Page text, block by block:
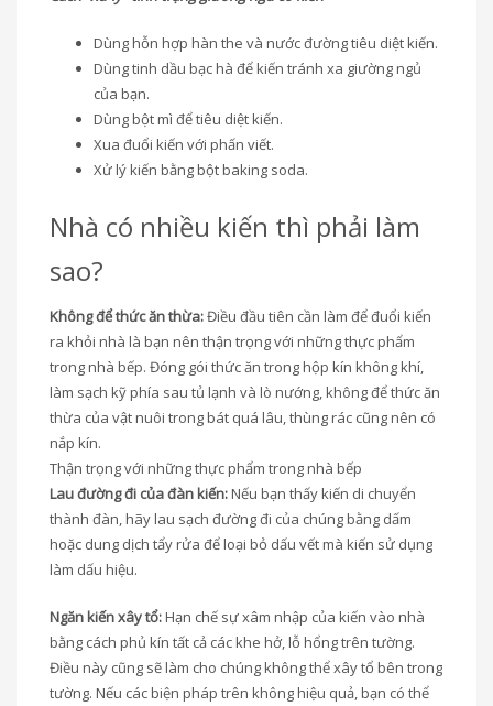
Dùng hỗn hợp hàn the và nước đường tiêu diệt kiến.
Dùng tinh dầu bạc hà để kiến tránh xa giường ngủ
của bạn.
Dùng bột mì để tiêu diệt kiến.
Xua đuổi kiến với phấn viết.
Xử lý kiến bằng bột baking soda.
Nhà có nhiều kiến thì phải làm
sao?
Không để thức ăn thừa:Điều đầu tiên cần làm để đuổi kiến
ra khỏi nhà là bạn nên thận trọng với những thực phẩm
trong nhà bếp. Đóng gói thức ăn trong hộp kín không khí,
làm sạch kỹ phía sau tủ lạnh và lò nướng, không để thức ăn
thừa của vật nuôi trong bát quá lâu, thùng rác cũng nên có
nắp kín.
Thận trọng với những thực phẩm trong nhà bếp
Lau đường đi của đàn kiến:Nếu bạn thấy kiến di chuyển
thành đàn, hãy lau sạch đường đi của chúng bằng dấm
hoặc dung dịch tẩy rửa để loại bỏ dấu vết mà kiến sử dụng
làm dấu hiệu.
Ngăn kiến xây tổ:Hạn chế sự xâm nhập của kiến vào nhà
bằng cách phủ kín tất cả các khe hở, lỗ hổng trên tường.
Điều này cũng sẽ làm cho chúng không thể xây tổ bên trong
tường. Nếu các biện pháp trên không hiệu quả, bạn có thể